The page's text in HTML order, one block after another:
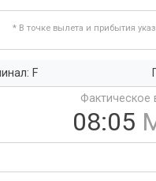
* В точке вылета и прибытия
F
Фактическое
08:05